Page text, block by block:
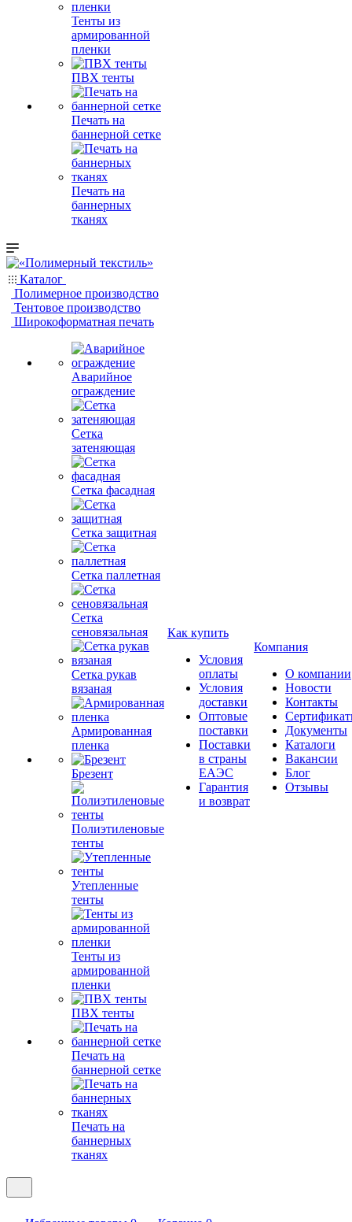
Тенты из
армированной
пленки
ПВХ тенты
Печать на
баннерной сетке
Печать на
баннерных
тканях
Каталог
Полимерное производство
Тентовое производство
Широкоформатная печать
Аварийное
ограждение
Сетка
затеняющая
Сетка фасадная
Сетка защитная
Сетка паллетная
Сетка
сеновязальная
Сетка рукав
вязаная
Армированная
пленка
Брезент
Полиэтиленовые
тенты
Утепленные
тенты
Тенты из
армированной
пленки
ПВХ тенты
Печать на
баннерной сетке
Печать на
баннерных
тканях
Как купить
Условия
оплаты
Условия
доставки
Оптовые
поставки
Поставки
в страны
ЕАЭС
Гарантия
и возврат
Компания
О компании
Новости
Контакты
Документы
Каталоги
Вакансии
Блог
Отзывы